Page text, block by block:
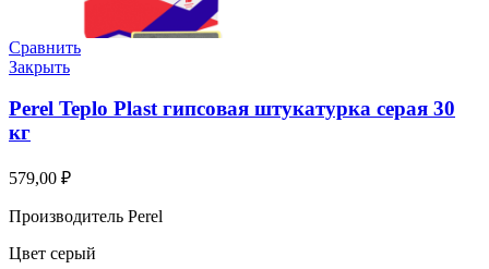
Сравнить
Закрыть
Perel Teplo Plast гипсовая штукатурка серая 30
кг
579,00 ₽
Производитель Perel
Цвет серый